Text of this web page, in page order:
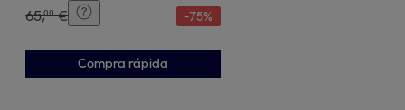
65,00 € -75%
Compra rápida